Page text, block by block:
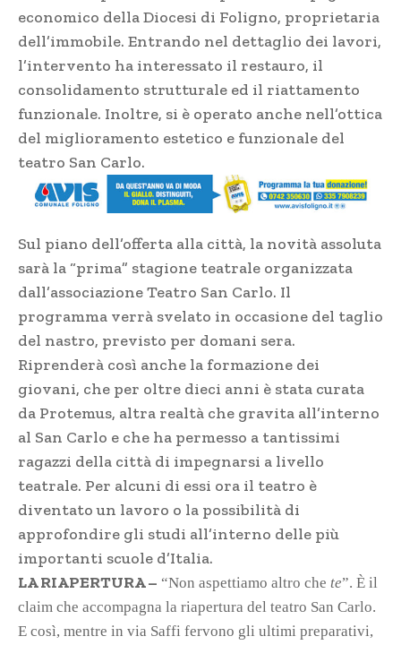
economico della Diocesi di Foligno, proprietaria
dell’immobile. Entrando nel dettaglio dei lavori,
l’intervento ha interessato il restauro, il
consolidamento strutturale ed il riattamento
funzionale. Inoltre, si è operato anche nell’ottica
del miglioramento estetico e funzionale del
teatro San Carlo.
Sul piano dell’offerta alla città, la novità assoluta
sarà la “prima” stagione teatrale organizzata
dall’associazione Teatro San Carlo. Il
programma verrà svelato in occasione del taglio
del nastro, previsto per domani sera.
Riprenderà così anche la formazione dei
giovani, che per oltre dieci anni è stata curata
da Protemus, altra realtà che gravita all’interno
al San Carlo e che ha permesso a tantissimi
ragazzi della città di impegnarsi a livello
teatrale. Per alcuni di essi ora il teatro è
diventato un lavoro o la possibilità di
approfondire gli studi all’interno delle più
importanti scuole d’Italia.
LA RIAPERTURA – “Non aspettiamo altro che te”. È il
claim che accompagna la riapertura del teatro San Carlo.
E così, mentre in via Saffi fervono gli ultimi preparativi,